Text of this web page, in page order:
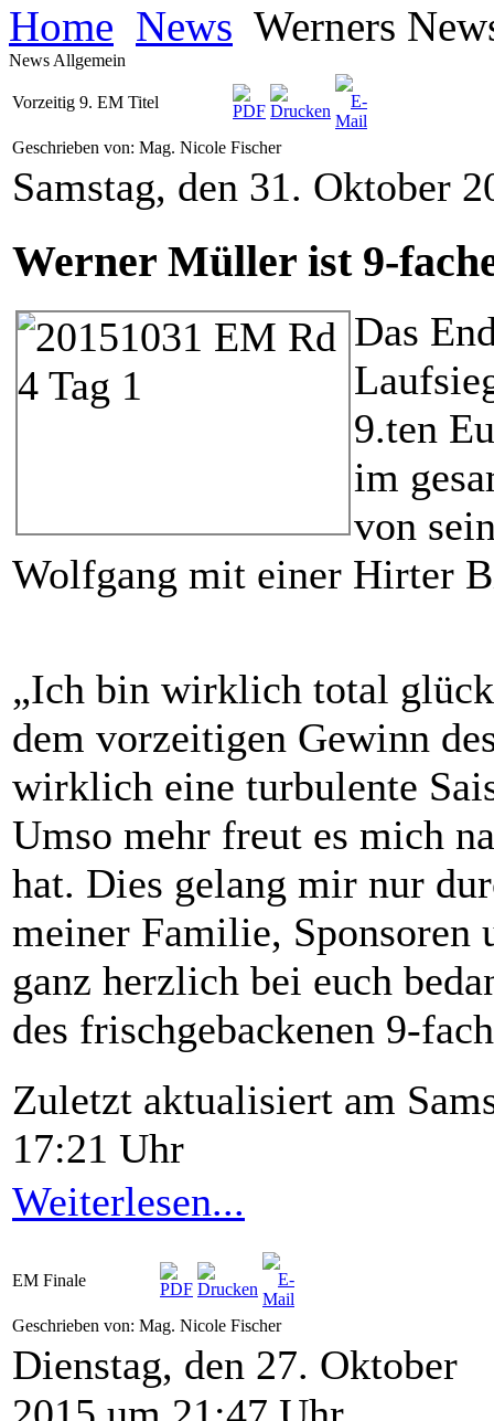
Home News Werners
News Allgemein
Vorzeitig 9. EM Titel
Geschrieben von: Mag. Nicole Fischer
Samstag, den 31. Oktober
Werner Müller ist 9-
Das
9.ten
im
von
Wolfgang mit einer Hirter
„Ich bin wirklich total
dem vorzeitigen Gewinn
wirklich eine turbulente
Umso mehr freut es mich
hat. Dies gelang mir nur
meiner Familie, Sponsoren
ganz herzlich bei euch
des frischgebackenen 9-
Zuletzt aktualisiert am
17:21 Uhr
Weiterlesen...
EM Finale
Geschrieben von: Mag. Nicole Fischer
Dienstag, den 27. Oktober